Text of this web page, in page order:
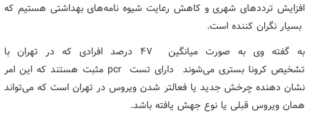
افزایش ترددهای شهری و کاهش رعایت شیوه نامه‌های بهداشتی هستیم که
بسیار نگران کننده است.
به گفته وی به صورت میانگین ۴۷ درصد افرادی که در تهران با
تشخیص کرونا بستری می‌شوند دارای تست pcr مثبت هستند که این امر
نشان دهنده چرخش جدید یا فعالتر شدن ویروس در تهران است که می‌تواند
همان ویروس قبلی یا نوع جهش یافته باشد.